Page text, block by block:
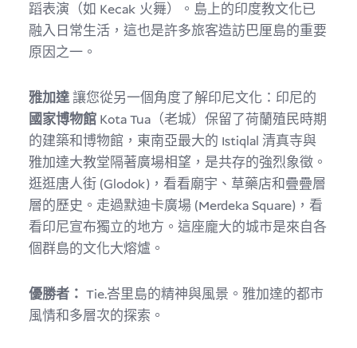
蹈表演（如 Kecak 火舞）。島上的印度教文化已
融入日常生活，這也是許多旅客造訪巴厘島的重要
原因之一。
雅加達讓您從另一個角度了解印尼文化：印尼的
國家博物館 Kota Tua（老城）保留了荷蘭殖民時期
的建築和博物館，東南亞最大的 Istiqlal 清真寺與
雅加達大教堂隔著廣場相望，是共存的強烈象徵。
逛逛唐人街 (Glodok)，看看廟宇、草藥店和疊疊層
層的歷史。走過默迪卡廣場 (Merdeka Square)，看
看印尼宣布獨立的地方。這座龐大的城市是來自各
個群島的文化大熔爐。
優勝者： Tie.峇里島的精神與風景。雅加達的都市
風情和多層次的探索。